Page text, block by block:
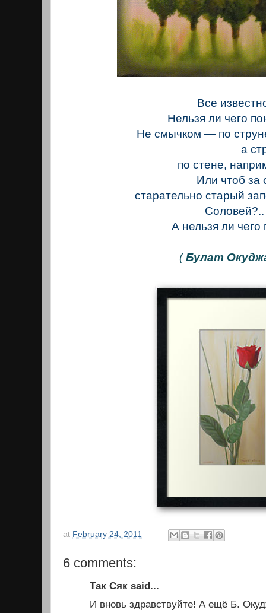
Все
Нельзя ли чего
Не смычком — по
а
по стене,
Или чтоб за
старательно старый
Соловей?..
А нельзя ли чего
(Булат
at February 24, 2011
6 comments:
Так Сяк said...
И вновь здравствуйте! А ещё Б.